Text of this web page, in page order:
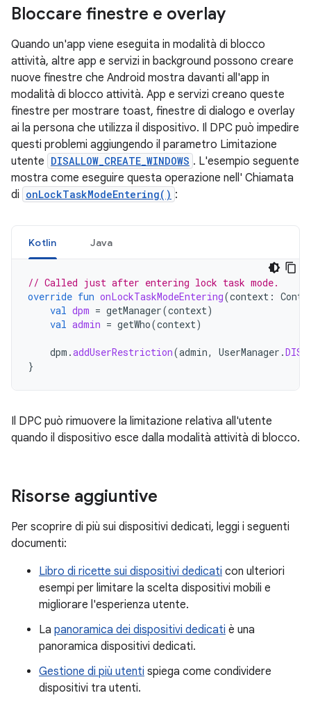
Bloccare finestre e overlay
Quando un'app viene eseguita in modalità di blocco
attività, altre app e servizi in background possono creare
nuove finestre che Android mostra davanti all'app in
modalità di blocco attività. App e servizi creano queste
finestre per mostrare toast, finestre di dialogo e overlay
ai la persona che utilizza il dispositivo. Il DPC può impedire
questi problemi aggiungendo il parametro Limitazione
utente DISALLOW_CREATE_WINDOWS . L'esempio seguente
mostra come eseguire questa operazione nell' Chiamata
di onLockTaskModeEntering() :
Kotlin Java
// Called just after entering lock task mode.
override fun onLockTaskModeEntering(context :
val dpm = getManager(context)
val admin = getWho(context)
dpm .addUserRestriction(admin, UserManager .
}
Il DPC può rimuovere la limitazione relativa all'utente
quando il dispositivo esce dalla modalità attività di blocco.
Risorse aggiuntive
Per scoprire di più sui dispositivi dedicati, leggi i seguenti
documenti:
Libro di ricette sui dispositivi dedicati con ulteriori
esempi per limitare la scelta dispositivi mobili e
migliorare l'esperienza utente.
La panoramica dei dispositivi dedicati è una
panoramica dispositivi dedicati.
Gestione di più utenti spiega come condividere
dispositivi tra utenti.